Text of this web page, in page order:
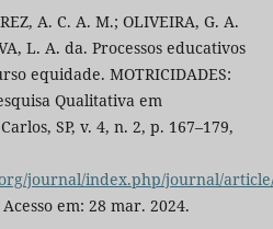
A. C. A. M.; OLIVEIRA, G. A.
L. A. da. Processos educativos
equidade. MOTRICIDADES:
Qualitativa em
SP, v. 4, n. 2, p. 167–179,
journal/index.php/journal/
Acesso em: 28 mar. 2024.